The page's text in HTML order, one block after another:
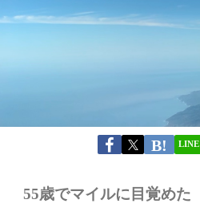
LINE
55歳でマイルに目覚めた